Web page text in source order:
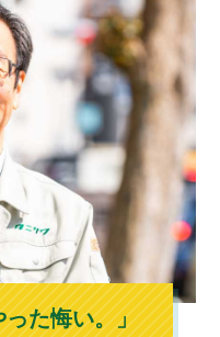
た悔い。」